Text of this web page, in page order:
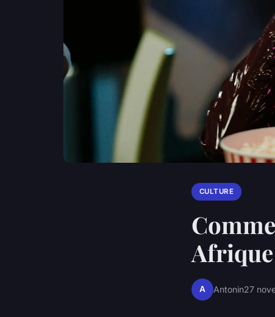
CULTURE
A Antonin27